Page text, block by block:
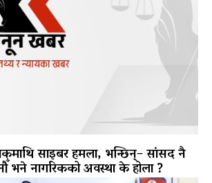
साइबर हमला, भन्छिन्– सांसद नै
भने नागरिकको अवस्था के होला ?